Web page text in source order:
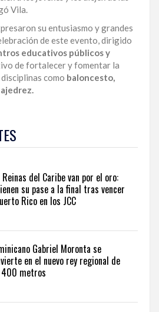
Vila.
su entusiasmo y grandes
de este evento, dirigido
educativos públicos y
de fortalecer y fomentar la
como baloncesto,
Reinas del Caribe van por el oro:
su pase a la final tras vencer
Rico en los JCC
Gabriel Moronta se
en el nuevo rey regional de
metros